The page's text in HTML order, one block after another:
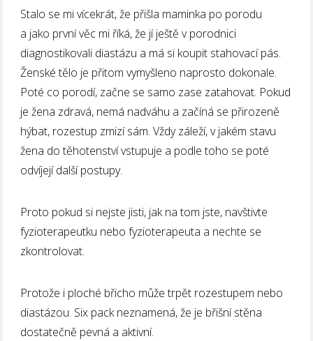
Stalo se mi vícekrát, že přišla maminka po porodu
a jako první věc mi říká, že jí ještě v porodnici
diagnostikovali diastázu a má si koupit stahovací pás.
Ženské tělo je přitom vymyšleno naprosto dokonale.
Poté co porodí, začne se samo zase zatahovat. Pokud
je žena zdravá, nemá nadváhu a začíná se přirozeně
hýbat, rozestup zmizí sám. Vždy záleží, v jakém stavu
žena do těhotenství vstupuje a podle toho se poté
odvíjejí další postupy.
Proto pokud si nejste jisti, jak na tom jste, navštivte
fyzioterapeutku nebo fyzioterapeuta a nechte se
zkontrolovat.
Protože i ploché břicho může trpět rozestupem nebo
diastázou. Six pack neznamená, že je břišní stěna
dostatečně pevná a aktivní.